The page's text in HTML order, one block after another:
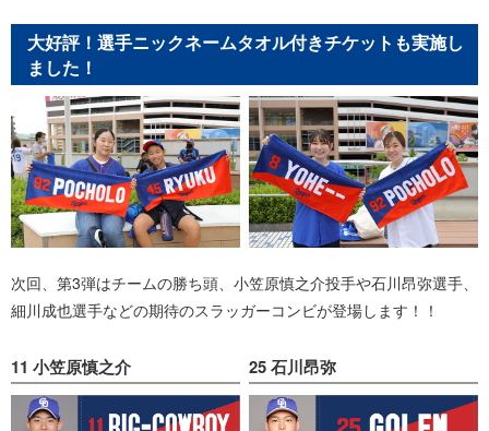
大好評！選手ニックネームタオル付きチケットも実施し
ました！
次回、第3弾はチームの勝ち頭、小笠原慎之介投手や石川昂弥選手、
細川成也選手などの期待のスラッガーコンビが登場します！！
11 小笠原慎之介 25 石川昂弥